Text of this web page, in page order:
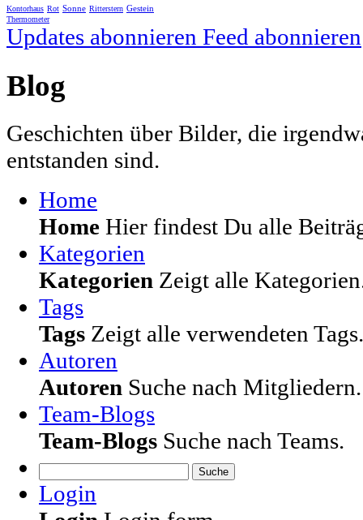
Kontorhaus Rot Sonne Ritterstern Gestein
Thermometer
Updates abonnieren Feed abonnieren
Blog
Geschichten über Bilder, die
entstanden sind.
Home
Home Hier findest Du alle
Kategorien
Kategorien Zeigt alle
Tags
Tags Zeigt alle verwendeten Tags.
Autoren
Autoren Suche nach Mitgliedern.
Team-Blogs
Team-Blogs Suche nach Teams.
Suche
Login